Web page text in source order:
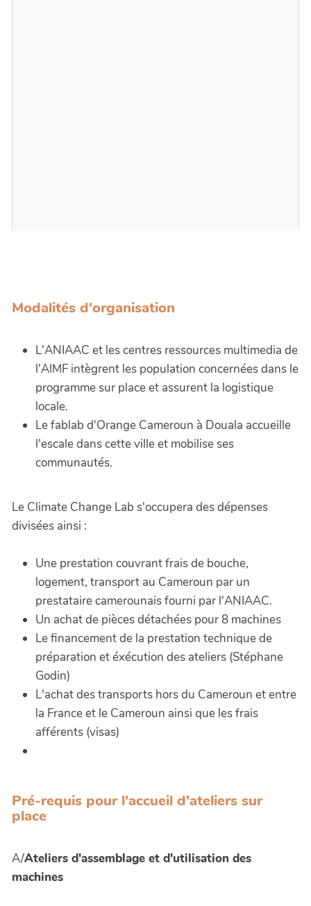
Modalités d'organisation
L'ANIAAC et les centres ressources multimedia de
l'AIMF intègrent les population concernées dans le
programme sur place et assurent la logistique
locale.
Le fablab d'Orange Cameroun à Douala accueille
l'escale dans cette ville et mobilise ses
communautés.
Le Climate Change Lab s'occupera des dépenses
divisées ainsi :
Une prestation couvrant frais de bouche,
logement, transport au Cameroun par un
prestataire camerounais fourni par l'ANIAAC.
Un achat de pièces détachées pour 8 machines
Le financement de la prestation technique de
préparation et éxécution des ateliers (Stéphane
Godin)
L'achat des transports hors du Cameroun et entre
la France et le Cameroun ainsi que les frais
afférents (visas)
Pré-requis pour l'accueil d'ateliers sur
place
A/Ateliers d'assemblage et d'utilisation des
machines